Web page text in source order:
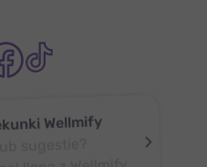
Wellmify